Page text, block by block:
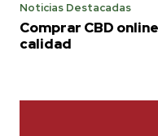
Noticias Destacadas
Comprar CBD
calidad